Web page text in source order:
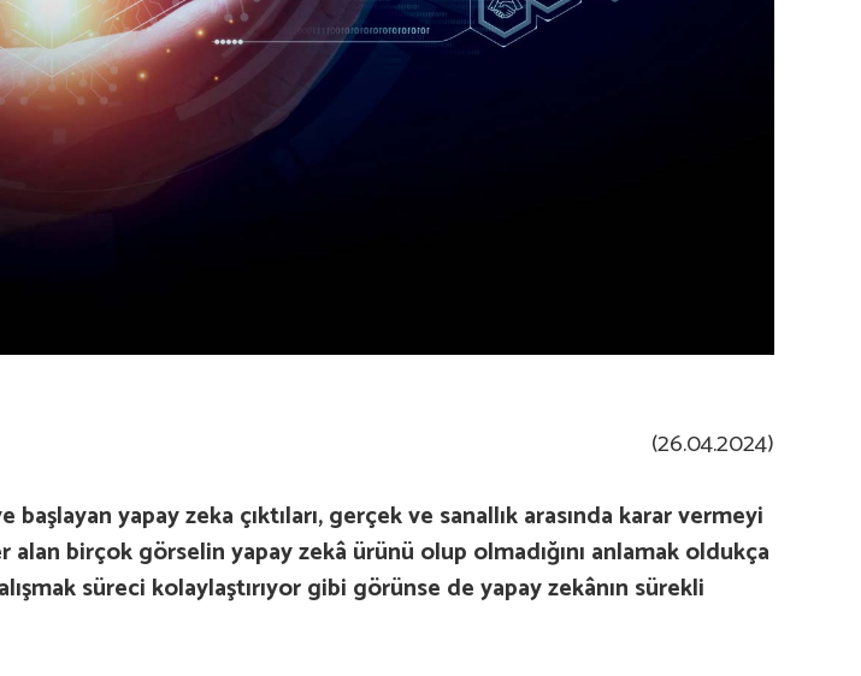
(26.04.2024)
yapay zeka çıktıları, gerçek ve sanallık arasında karar vermeyi
birçok görselin yapay zekâ ürünü olup olmadığını anlamak oldukça
süreci kolaylaştırıyor gibi görünse de yapay zekânın sürekli